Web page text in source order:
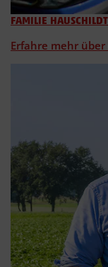
FAMILIE HAUSCHILDT
Erfahre mehr